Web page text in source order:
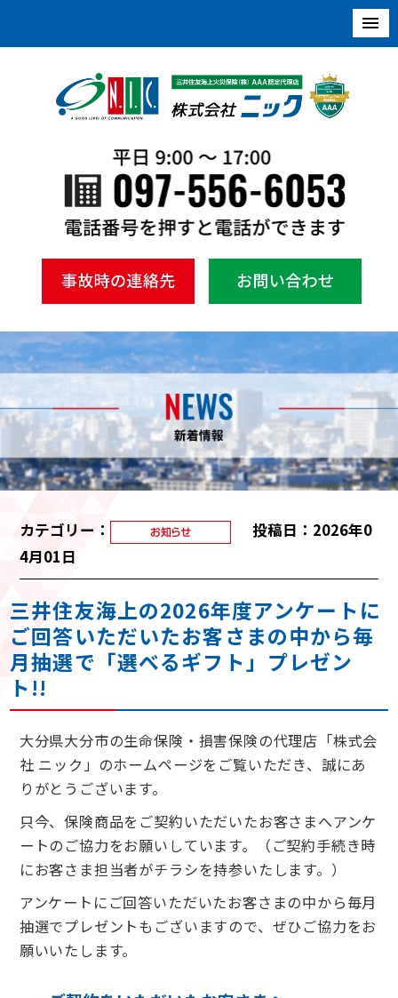
カテゴリー：
投稿日：2026年0
4月01日
三井住友海上の2026年度アンケートに
ご回答いただいたお客さまの中から毎
月抽選で「選べるギフト」プレゼン
ト!!
大分県大分市の生命保険・損害保険の代理店「株式会
社 ニック」のホームページをご覧いただき、誠にあ
りがとうございます。
只今、保険商品をご契約いただいたお客さまへアンケ
ートのご協力をお願いしています。（ご契約手続き時
にお客さま担当者がチラシを持参いたします。）
アンケートにご回答いただいたお客さまの中から毎月
抽選でプレゼントもございますので、ぜひご協力をお
願いいたします。